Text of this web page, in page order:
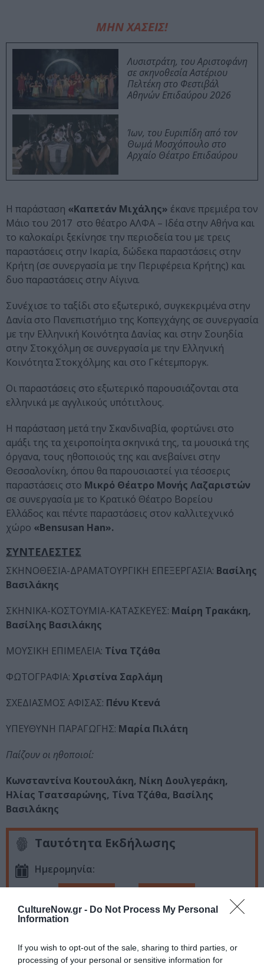
CultureNow.gr - Do Not Process My Personal
Information
If you wish to opt-out of the sale, sharing to third parties, or
processing of your personal or sensitive information for
ΜΗΝ ΧΑΣΕΙΣ!
Λυσιστράτη, του Αριστοφάνη
σε σκηνοθεσία Αστέριου
Πελτέκη στο Φεστιβάλ
Αθηνών Επιδαύρου 2026
Ίων, του Ευριπίδη από τον
Θωμά Μοσχόπουλο στο
Αρχαίο Θέατρο Επιδαύρου
Η παράσταση «Καπετάν Μιχάλης» έκανε πρεμιέρα τον
Μάιο του 2017 στο θέατρο ΑΛΦΑ – Ιδέα στην Αθήνα και
το καλοκαίρι ξεκίνησε την περιοδεία του με τρεις
παραστάσεις στην Ικαρία, δώδεκα παραστάσεις στην
Κρήτη (σε συνεργασία με την Περιφέρεια Κρήτης) και
δυο παραστάσεις στην Αίγινα.
Συνέχισε το ταξίδι στο εξωτερικό, συγκεκριμένα στην
Δανία στο Πανεπιστήμιο της Κοπεγχάγης σε συνεργασία
με την Ελληνική Κοινότητα Δανίας και στην Σουηδία
στην Στοκχόλμη σε συνεργασία με την Ελληνική
Κοινότητα Στοκχόλμης και στο Γκέτεμποργκ.
Οι παραστάσεις στο εξωτερικό παρουσιάζονται στα
ελληνικά με αγγλικούς υπότιτλους.
Η παράσταση μετά την Σκανδιναβία, φορτώνει στο
αμάξι της τα χειροποίητα σκηνικά της, τα μουσικά της
όργανα, τους ηθοποιούς της και ανεβαίνει στην
Θεσσαλονίκη, όπου θα παρουσιαστεί για τέσσερις
παραστάσεις στο Μικρό Θέατρο Μονής Λαζαριστών
σε συνεργασία με το Κρατικό Θέατρο Βορείου
Ελλάδος και πέντε παραστάσεις στον καλλιτεχνικό
χώρο «Bensusan Han».
ΣΥΝΤΕΛΕΣΤΕΣ
ΣΚΗΝΟΘΕΣΙΑ-ΔΡΑΜΑΤΟΥΡΓΙΚΗ ΕΠΕΞΕΡΓΑΣΙΑ: Βασίλης
Βασιλάκης
ΣΚΗΝΙΚΑ-ΚΟΣΤΟΥΜΙΑ-ΚΑΤΑΣΚΕΥΕΣ: Μαίρη Τρακάκη,
Βασίλης Βασιλάκης
ΜΟΥΣΙΚΗ ΕΠΙΜΕΛΕΙΑ: Τίνα Τζάθα
ΦΩΤΟΓΡΑΦΙΑ: Χριστίνα Σαρλάμη
ΣΧΕΔΙΑΣΜΟΣ ΑΦΙΣΑΣ: Πένυ Κτενά
ΥΠΕΥΘΥΝΗ ΠΑΡΑΓΩΓΗΣ: Μαρία Πιλάτη
Παίζουν οι ηθοποιοί:
Κωνσταντίνα Κουτουλάκη, Νίκη Δουλγεράκη,
Ηλίας Τσατσαρώνης, Τίνα Τζάθα, Βασίλης
Βασιλάκης
Ταυτότητα Εκδήλωσης
Ημερομηνία:
16/10/2017
27/03/2018
Δευτέρα και Τρίτη στις 20.30
Θέατρο «Τόπος Αλλού», Κεφαλληνίας 17, Κυψέλη